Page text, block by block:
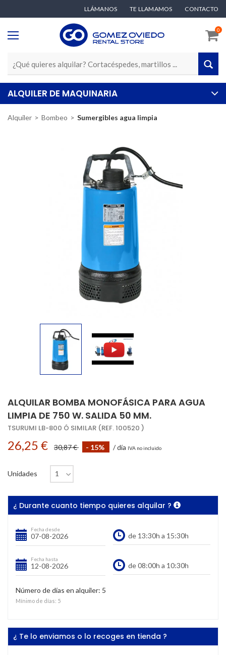
LLÁMANOS TE LLAMAMOS CONTACTO
0
ALQUILER DE MAQUINARIA
Alquiler Bombeo Sumergibles agua limpia
ALQUILAR BOMBA MONOFÁSICA PARA AGUA
LIMPIA DE 750 W. SALIDA 50 MM.
TSURUMI LB-800 Ó SIMILAR (REF. 100520 )
26,25 € 30,87 € - 15% / día IVA no incluido
Unidades
¿ Durante cuanto tiempo quieres alquilar ?
Fecha desde
Fecha hasta
Número de días en alquiler: 5
Mínimo de días: 5
¿ Te lo enviamos o lo recoges en tienda ?